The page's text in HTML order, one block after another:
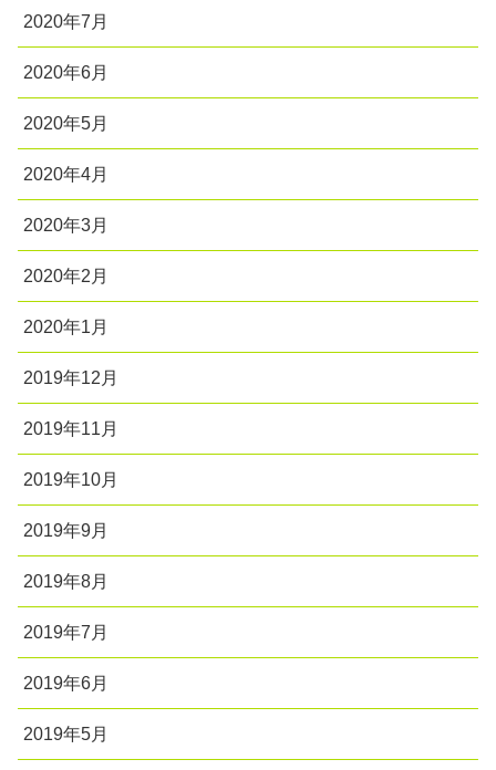
2020年7月
2020年6月
2020年5月
2020年4月
2020年3月
2020年2月
2020年1月
2019年12月
2019年11月
2019年10月
2019年9月
2019年8月
2019年7月
2019年6月
2019年5月